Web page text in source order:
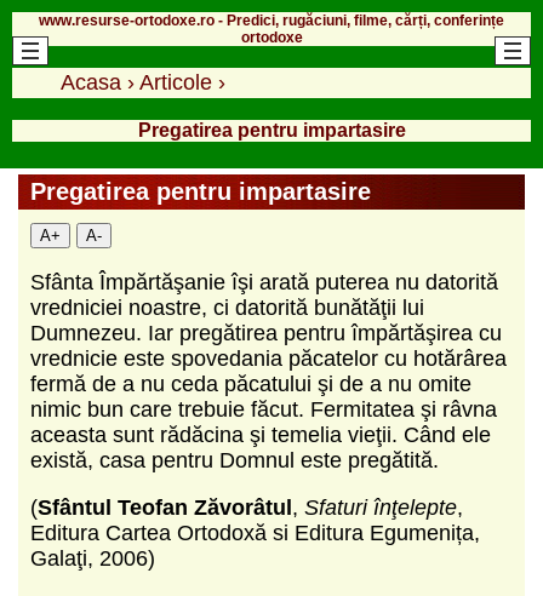
www.resurse-ortodoxe.ro - Predici, rugăciuni, filme, cărți, conferințe
ortodoxe
Acasa › Articole ›
Pregatirea pentru impartasire
Pregatirea pentru impartasire
A+ A-
Sfânta Împărtăşanie îşi arată puterea nu datorită
vredniciei noastre, ci datorită bunătăţii lui
Dumnezeu. Iar pregătirea pentru împărtăşirea cu
vrednicie este spovedania păcatelor cu hotărârea
fermă de a nu ceda păcatului şi de a nu omite
nimic bun care trebuie făcut. Fermitatea şi râvna
aceasta sunt rădăcina şi temelia vieţii. Când ele
există, casa pentru Domnul este pregătită.
(Sfântul Teofan Zăvorâtul, Sfaturi înţelepte,
Editura Cartea Ortodoxă si Editura Egumenița,
Galaţi, 2006)